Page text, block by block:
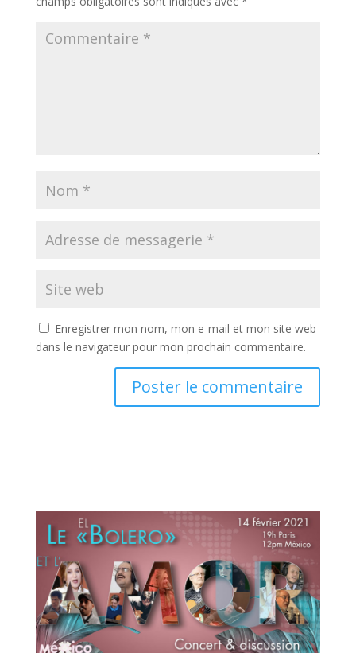
Enregistrer mon nom, mon e-mail et mon site web
dans le navigateur pour mon prochain commentaire.